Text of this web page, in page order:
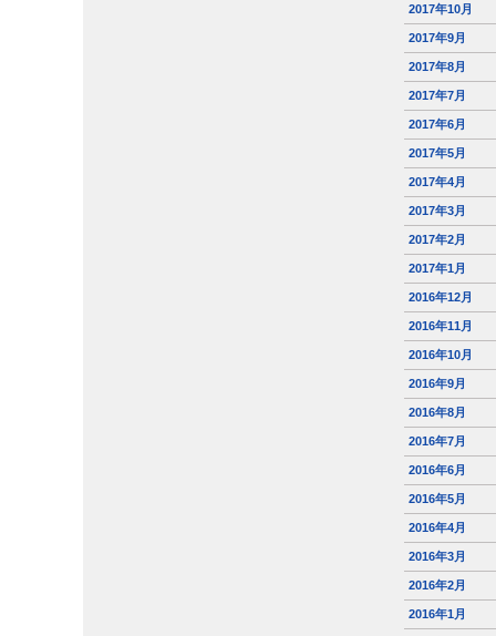
2017年10月
2017年9月
2017年8月
2017年7月
2017年6月
2017年5月
2017年4月
2017年3月
2017年2月
2017年1月
2016年12月
2016年11月
2016年10月
2016年9月
2016年8月
2016年7月
2016年6月
2016年5月
2016年4月
2016年3月
2016年2月
2016年1月